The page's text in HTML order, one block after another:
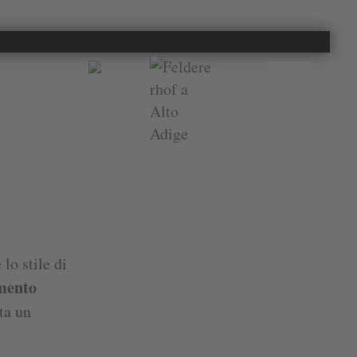
lo stile di
un